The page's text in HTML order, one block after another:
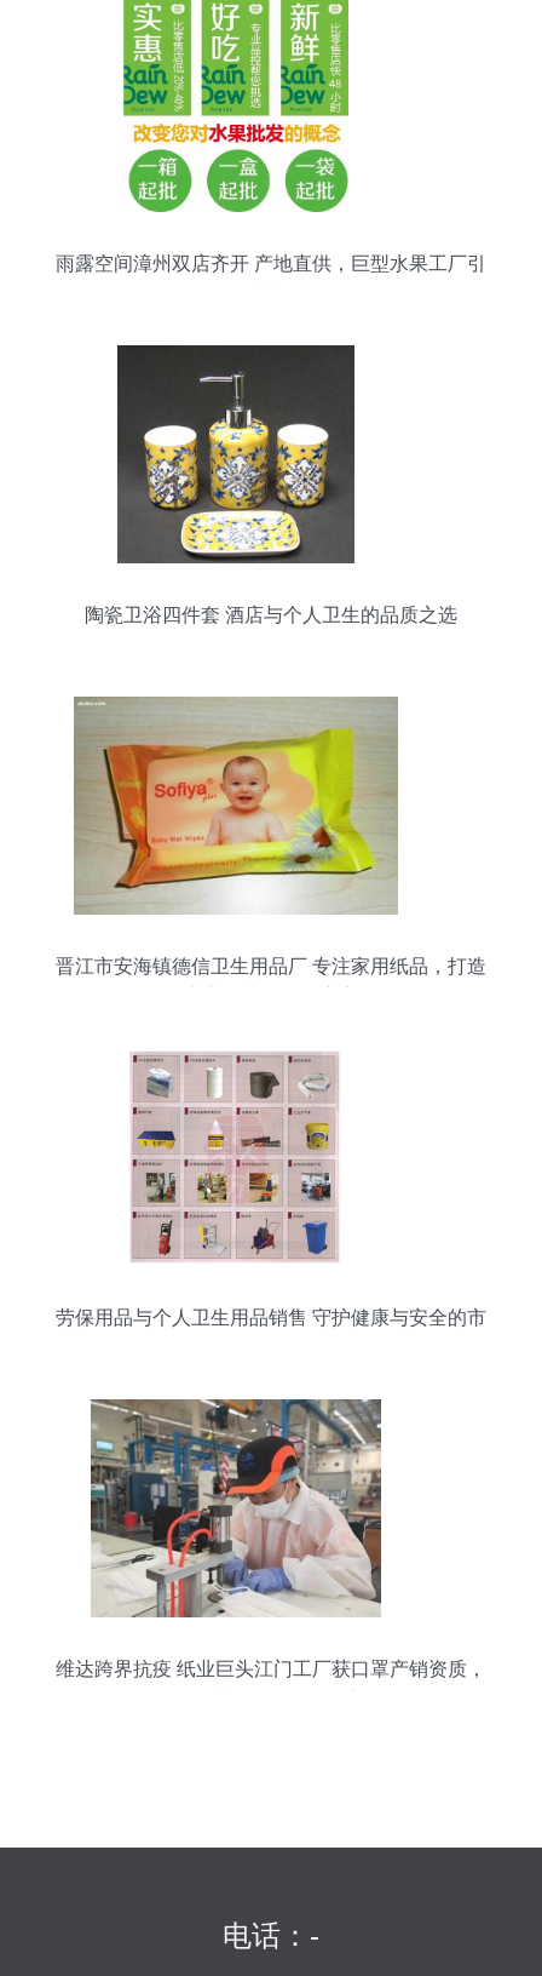
雨露空间漳州双店齐开 产地直供，巨型水果工厂引
陶瓷卫浴四件套 酒店与个人卫生的品质之选
晋江市安海镇德信卫生用品厂 专注家用纸品，打造
劳保用品与个人卫生用品销售 守护健康与安全的市
维达跨界抗疫 纸业巨头江门工厂获口罩产销资质，
电话：-